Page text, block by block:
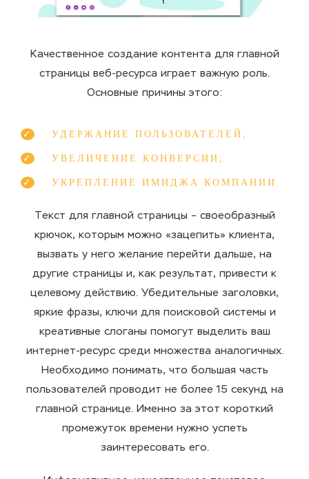
Качественное создание контента для главной
страницы веб-ресурса играет важную роль.
Основные причины этого:
УДЕРЖАНИЕ ПОЛЬЗОВАТЕЛЕЙ;
УВЕЛИЧЕНИЕ КОНВЕРСИИ;
УКРЕПЛЕНИЕ ИМИДЖА КОМПАНИИ.
Текст для главной страницы – своеобразный
крючок, которым можно «зацепить» клиента,
вызвать у него желание перейти дальше, на
другие страницы и, как результат, привести к
целевому действию. Убедительные заголовки,
яркие фразы, ключи для поисковой системы и
креативные слоганы помогут выделить ваш
интернет-ресурс среди множества аналогичных.
Необходимо понимать, что большая часть
пользователей проводит не более 15 секунд на
главной странице. Именно за этот короткий
промежуток времени нужно успеть
заинтересовать его.